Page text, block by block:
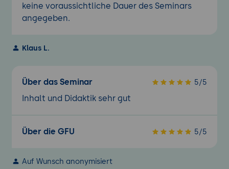
keine voraussichtliche Dauer des Seminars
angegeben.
Klaus L.
Über das Seminar 5/5
Inhalt und Didaktik sehr gut
Über die GFU 5/5
Auf Wunsch anonymisiert